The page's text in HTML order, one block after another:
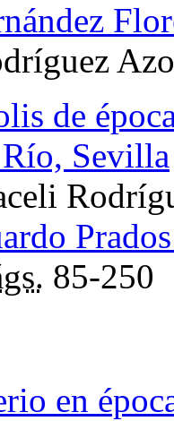
de
Sevilla
85-250
en